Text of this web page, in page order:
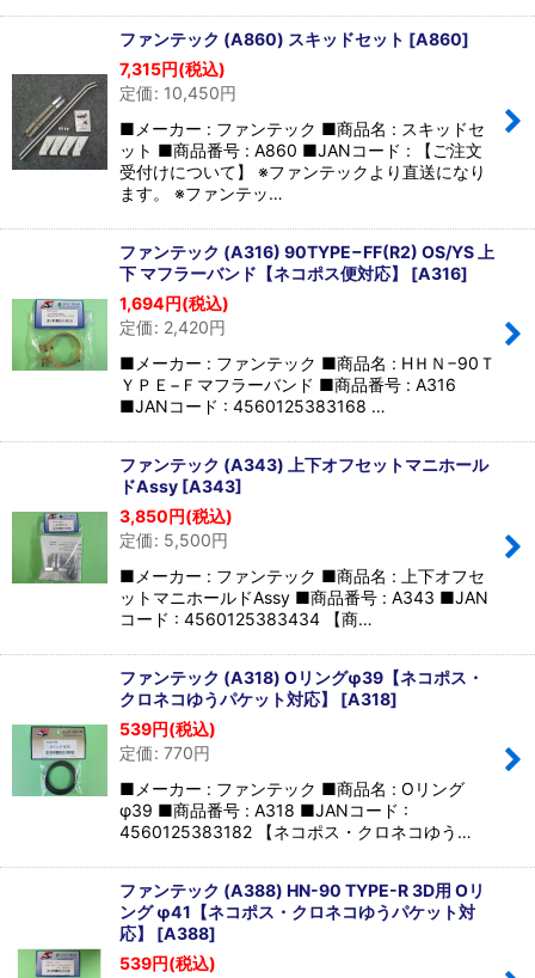
ファンテック (A860) スキッドセット [A860]
7,315円(税込)
定価: 10,450円
■メーカー : ファンテック ■商品名 : スキッドセ
ット ■商品番号 : A860 ■JANコード : 【ご注文
受付けについて】 ※ファンテックより直送になり
ます。 ※ファンテッ…
ファンテック (A316) 90TYPE−FF(R2) OS/YS 上
下 マフラーバンド【ネコポス便対応】 [A316]
1,694円(税込)
定価: 2,420円
■メーカー : ファンテック ■商品名 : HＨＮ−90Ｔ
ＹＰＥ−Ｆマフラーバンド ■商品番号 : A316
■JANコード : 4560125383168 …
ファンテック (A343) 上下オフセットマニホール
ドAssy [A343]
3,850円(税込)
定価: 5,500円
■メーカー : ファンテック ■商品名 : 上下オフセ
ットマニホールドAssy ■商品番号 : A343 ■JAN
コード : 4560125383434 【商…
ファンテック (A318) Oリングφ39【ネコポス・
クロネコゆうパケット対応】 [A318]
539円(税込)
定価: 770円
■メーカー : ファンテック ■商品名 : Oリング
φ39 ■商品番号 : A318 ■JANコード :
4560125383182 【ネコポス・クロネコゆう…
ファンテック (A388) HN-90 TYPE-R 3D用 Oリ
ング φ41【ネコポス・クロネコゆうパケット対
応】 [A388]
539円(税込)